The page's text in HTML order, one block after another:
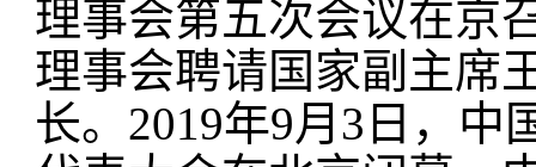
理事会第五次会议在京
理事会聘请国家副主席
长。2019年9月3日，中